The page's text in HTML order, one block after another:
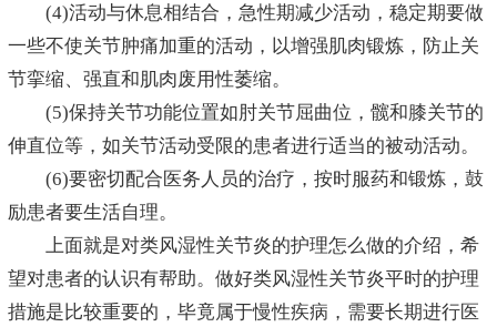
(4)活动与休息相结合，急性期减少活动，稳定期要做
一些不使关节肿痛加重的活动，以增强肌肉锻炼，防止关
节挛缩、强直和肌肉废用性萎缩。
(5)保持关节功能位置如肘关节屈曲位，髋和膝关节的
伸直位等，如关节活动受限的患者进行适当的被动活动。
(6)要密切配合医务人员的治疗，按时服药和锻炼，鼓
励患者要生活自理。
上面就是对类风湿性关节炎的护理怎么做的介绍，希
望对患者的认识有帮助。做好类风湿性关节炎平时的护理
措施是比较重要的，毕竟属于慢性疾病，需要长期进行医